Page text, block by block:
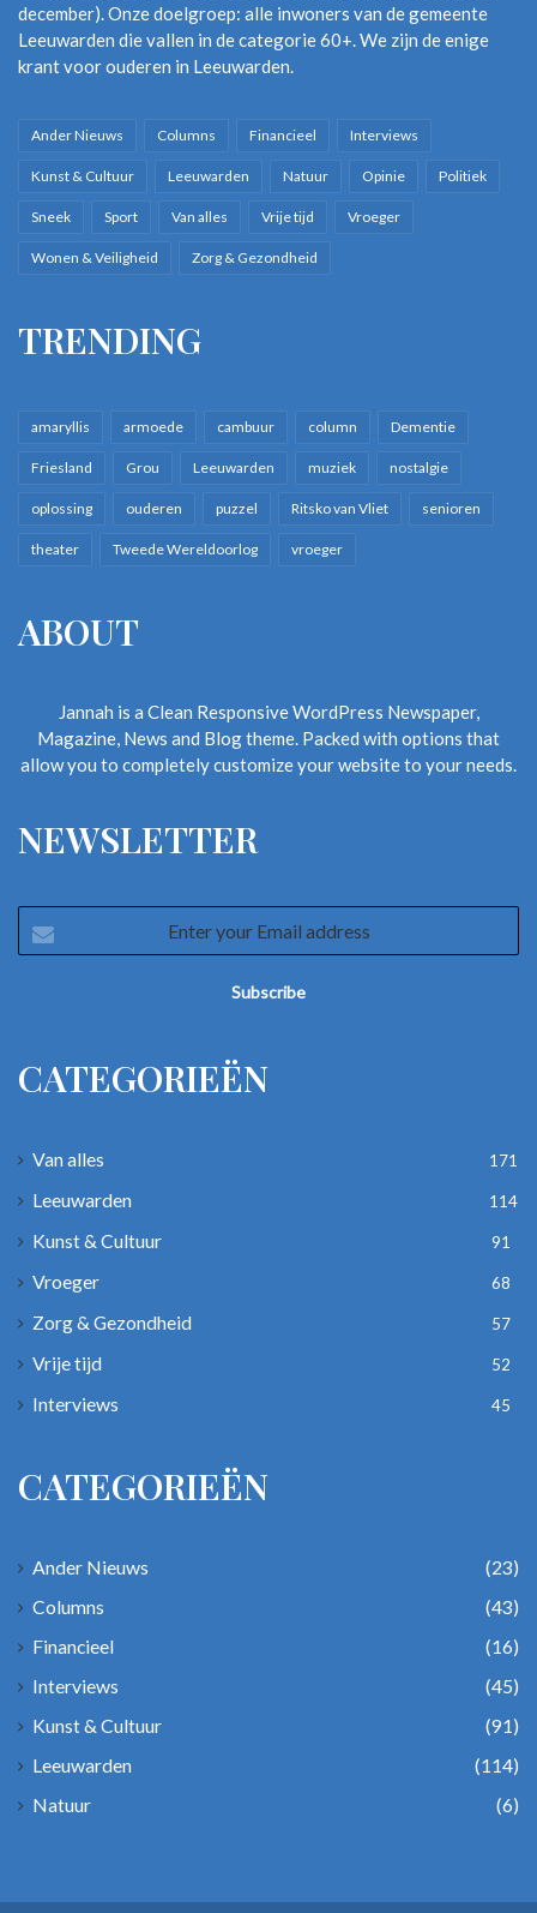
december). Onze doelgroep: alle inwoners van de gemeente
Leeuwarden die vallen in de categorie 60+. We zijn de enige
krant voor ouderen in Leeuwarden.
Ander Nieuws Columns Financieel Interviews
Kunst & Cultuur Leeuwarden Natuur Opinie Politiek
Sneek Sport Van alles Vrije tijd Vroeger
Wonen & Veiligheid Zorg & Gezondheid
TRENDING
amaryllis armoede cambuur column Dementie
Friesland Grou Leeuwarden muziek nostalgie
oplossing ouderen puzzel Ritsko van Vliet senioren
theater Tweede Wereldoorlog vroeger
ABOUT
Jannah is a Clean Responsive WordPress Newspaper,
Magazine, News and Blog theme. Packed with options that
allow you to completely customize your website to your needs.
NEWSLETTER
your
CATEGORIEËN
Van alles 171
Leeuwarden 114
Kunst & Cultuur 91
Vroeger 68
Zorg & Gezondheid 57
Vrije tijd 52
Interviews 45
CATEGORIEËN
Ander Nieuws
(23)
Columns
(43)
Financieel
(16)
Interviews
(45)
Kunst & Cultuur
(91)
Leeuwarden
(114)
Natuur
(6)